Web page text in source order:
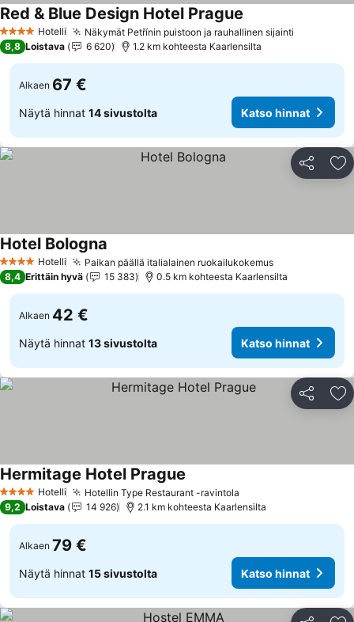
4 Tähtiluokitus
Hotelli Näkymät Petřínin puistoon ja rauhallinen sijainti
Red & Blue Design Hotel Prague
8,8 Loistava 6 620 1.2 km kohteesta Kaarlensilta
Alkaen 67 €
Näytä hinnat 14 sivustolta Katso hinnat
Jaa
4 Tähtiluokitus
Hotelli Paikan päällä italialainen ruokailukokemus
Hotel Bologna
8,4 Erittäin hyvä 15 383 0.5 km kohteesta Kaarlensilta
Alkaen 42 €
Näytä hinnat 13 sivustolta Katso hinnat
Jaa
4 Tähtiluokitus
Hotelli Hotellin Type Restaurant -ravintola
Hermitage Hotel Prague
9,2 Loistava 14 926 2.1 km kohteesta Kaarlensilta
Alkaen 79 €
Näytä hinnat 15 sivustolta Katso hinnat